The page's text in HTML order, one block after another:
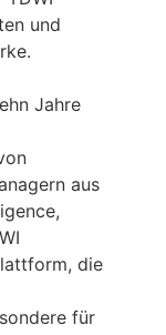
und
Jahre
aus
die
für